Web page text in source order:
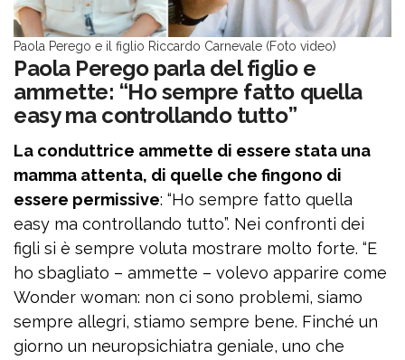
Paola Perego e il figlio Riccardo Carnevale (Foto video)
Paola Perego parla del figlio e
ammette: “Ho sempre fatto quella
easy ma controllando tutto”
La conduttrice ammette di essere stata una
mamma attenta, di quelle che fingono di
essere permissive: “Ho sempre fatto quella
easy ma controllando tutto”. Nei confronti dei
figli si è sempre voluta mostrare molto forte. “E
ho sbagliato – ammette – volevo apparire come
Wonder woman: non ci sono problemi, siamo
sempre allegri, stiamo sempre bene. Finché un
giorno un neuropsichiatra geniale, uno che